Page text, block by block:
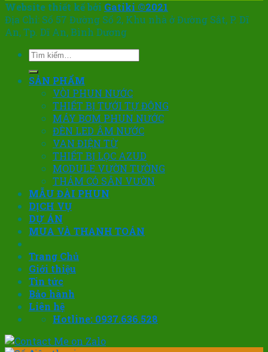
Website thiết kế bởi Gatiki ©2021
Địa Chỉ: Số 57 Đường Số 2, Khu nhà ở Đường Sắt, P. Dĩ
An, Tp. Dĩ An, Bình Dương
Tìm
SẢN PHẨM
VÒI PHUN NƯỚC
THIẾT BỊ TƯỚI TỰ ĐỘNG
MÁY BƠM PHUN NƯỚC
ĐÈN LED ÂM NƯỚC
VAN ĐIỆN TỪ
THIẾT BỊ LỌC AZUD
MODULE VƯỜN TƯỜNG
THẢM CỎ SÂN VƯỜN
MẪU ĐÀI PHUN
DỊCH VỤ
DỰ ÁN
MUA VÀ THANH TOÁN
Trang Chủ
Giới thiệu
Tin tức
Bảo hành
Liên hệ
Hotline: 0937.636.528